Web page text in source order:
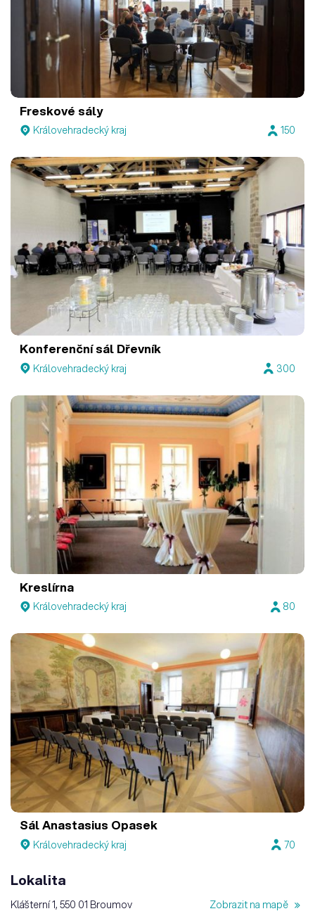
Freskové sály
Královehradecký kraj 150
Konferenční sál Dřevník
Královehradecký kraj 300
Kreslírna
Královehradecký kraj 80
Sál Anastasius Opasek
Královehradecký kraj 70
Lokalita
Klášterní 1, 550 01 Broumov Zobrazit na mapě